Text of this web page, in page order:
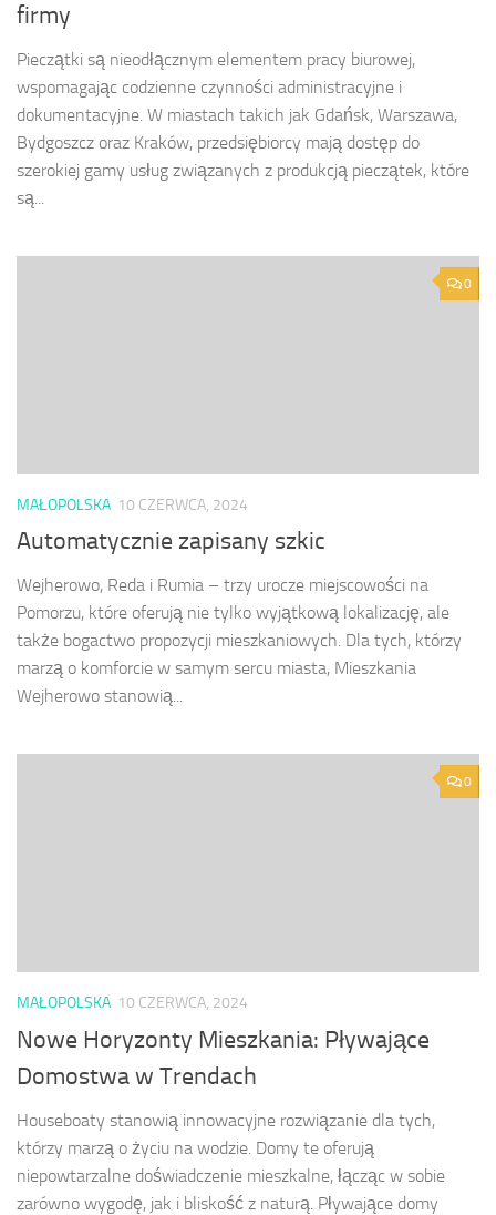
firmy
Pieczątki są nieodłącznym elementem pracy biurowej,
wspomagając codzienne czynności administracyjne i
dokumentacyjne. W miastach takich jak Gdańsk, Warszawa,
Bydgoszcz oraz Kraków, przedsiębiorcy mają dostęp do
szerokiej gamy usług związanych z produkcją pieczątek, które
są...
0
MAŁOPOLSKA 10 CZERWCA, 2024
Automatycznie zapisany szkic
Wejherowo, Reda i Rumia – trzy urocze miejscowości na
Pomorzu, które oferują nie tylko wyjątkową lokalizację, ale
także bogactwo propozycji mieszkaniowych. Dla tych, którzy
marzą o komforcie w samym sercu miasta, Mieszkania
Wejherowo stanowią...
0
MAŁOPOLSKA 10 CZERWCA, 2024
Nowe Horyzonty Mieszkania: Pływające
Domostwa w Trendach
Houseboaty stanowią innowacyjne rozwiązanie dla tych,
którzy marzą o życiu na wodzie. Domy te oferują
niepowtarzalne doświadczenie mieszkalne, łącząc w sobie
zarówno wygodę, jak i bliskość z naturą. Pływające domy